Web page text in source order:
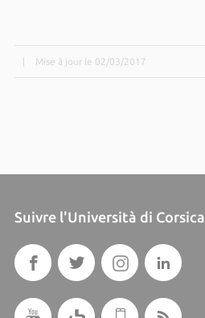
Mise à jour le 02/03/2017
Suivre l'Università di Corsica